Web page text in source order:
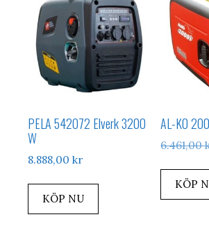
PELA 542072 Elverk 3200
W
8.888,00 kr
KÖP NU
AL-KO
6.461,00
KÖP